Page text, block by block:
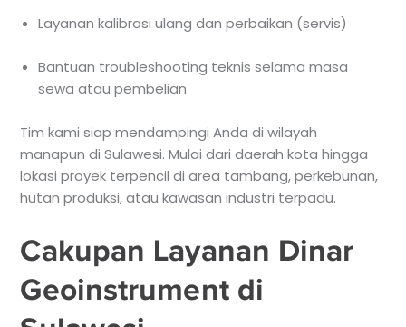
Layanan kalibrasi ulang dan perbaikan (servis)
Bantuan troubleshooting teknis selama masa
sewa atau pembelian
Tim kami siap mendampingi Anda di wilayah
manapun di Sulawesi. Mulai dari daerah kota hingga
lokasi proyek terpencil di area tambang, perkebunan,
hutan produksi, atau kawasan industri terpadu.
Cakupan Layanan Dinar
Geoinstrument di